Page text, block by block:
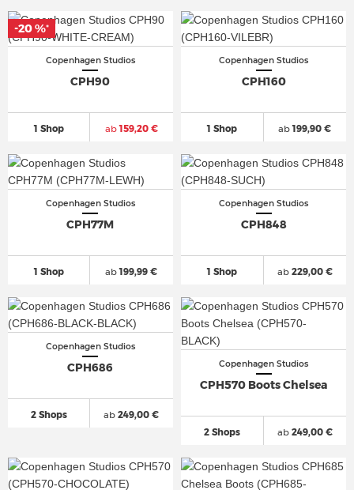
Copenhagen Studios
CPH90
1 Shop ab159,20 €
-20 %*
Copenhagen Studios
CPH160
1 Shop ab199,90 €
Copenhagen Studios
CPH77M
1 Shop ab199,99 €
Copenhagen Studios
CPH848
1 Shop ab229,00 €
Copenhagen Studios
CPH686
2 Shops ab 249,00 €
Copenhagen Studios
CPH570 Boots Chelsea
2 Shops ab249,00 €